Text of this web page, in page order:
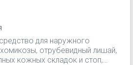
для наружного
отрубевидный лишай,
кожных складок и стоп,